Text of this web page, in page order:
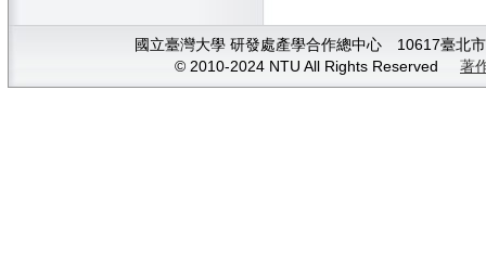
國立臺灣大學 研發處產學合作總中心 10617臺
© 2010-2024 NTU All Rights Reserved 著